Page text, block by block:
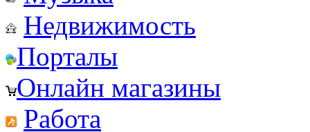
Недвижимость
Порталы
Онлайн магазины
Работа